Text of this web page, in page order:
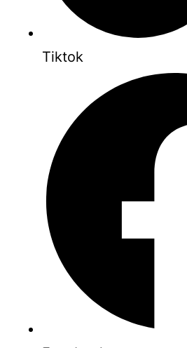
Tiktok